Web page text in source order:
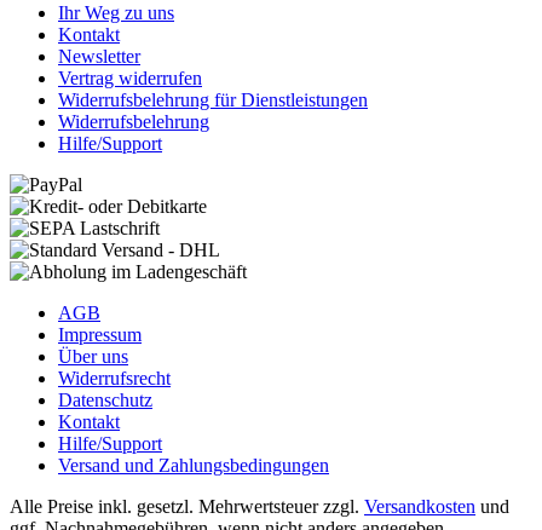
Ihr Weg zu uns
Kontakt
Newsletter
Vertrag widerrufen
Widerrufsbelehrung für Dienstleistungen
Widerrufsbelehrung
Hilfe/Support
AGB
Impressum
Über uns
Widerrufsrecht
Datenschutz
Kontakt
Hilfe/Support
Versand und Zahlungsbedingungen
Alle Preise inkl. gesetzl. Mehrwertsteuer zzgl. Versandkosten und